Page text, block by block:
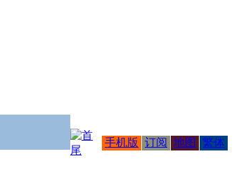
手机版 订阅 地图 繁体